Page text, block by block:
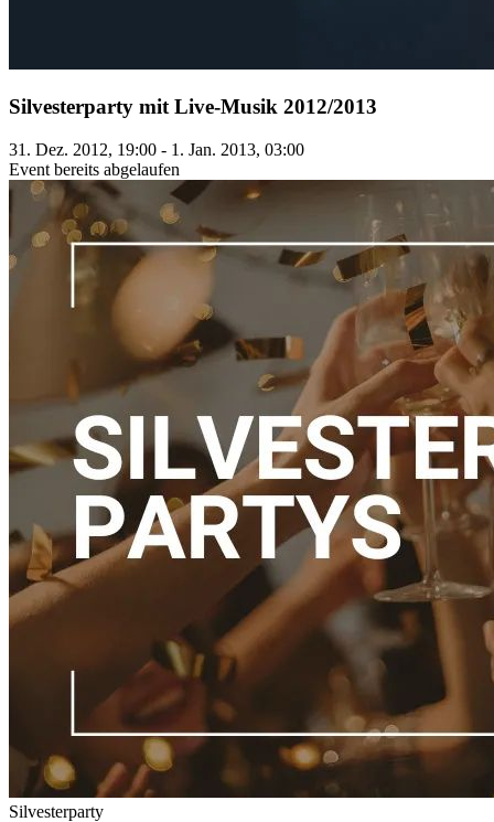
Silvesterparty mit Live-Musik 2012/2013
31. Dez. 2012, 19:00 - 1. Jan. 2013, 03:00
Event bereits abgelaufen
Silvesterparty